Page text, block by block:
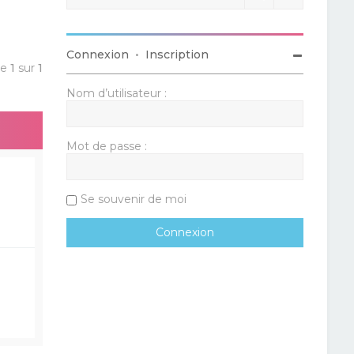
1 sur1
Connexion • Inscription
Nom d’utilisateur :
Mot de passe :
Se souvenir de moi